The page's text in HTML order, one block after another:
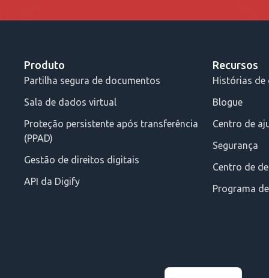
Produto
Partilha segura de documentos
Sala de dados virtual
Proteção persistente após transferência
(PPAD)
Gestão de direitos digitais
API da Digify
Recursos
Histórias de
Blogue
Centro de
Segurança
Centro de
Programa